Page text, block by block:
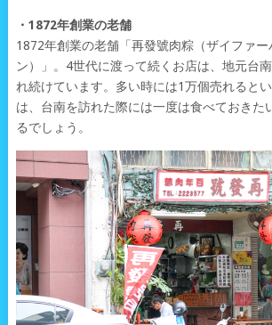
・1872年創業の老舗
1872年創業の老舗「再發號肉粽（ザイファー
ン）」。4世代に渡って続くお店は、地元台
れ続けています。多い時には1万個売れると
は、台南を訪れた際には一度は食べておきた
るでしょう。